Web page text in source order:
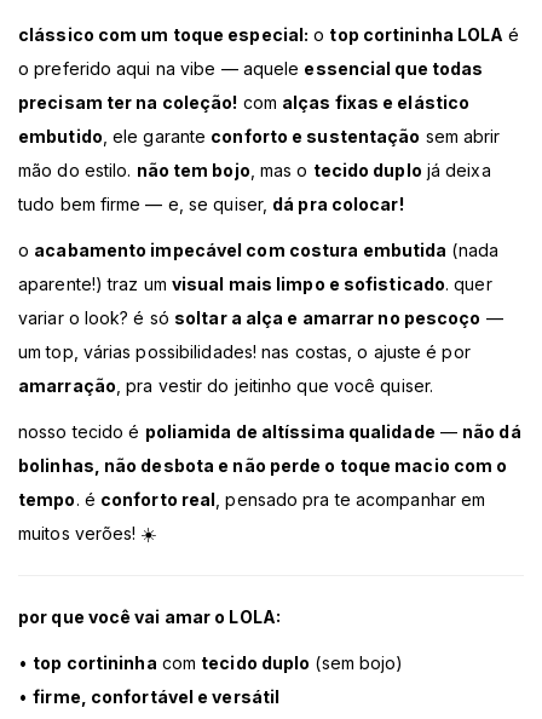
clássico com um toque especial: o top cortininha LOLA é
o preferido aqui na vibe — aquele essencial que todas
precisam ter na coleção! com alças fixas e elástico
embutido , ele garante conforto e sustentação sem abrir
mão do estilo. não tem bojo , mas o tecido duplo já deixa
tudo bem firme — e, se quiser, dá pra colocar!
o acabamento impecável com costura embutida (nada
aparente!) traz um visual mais limpo e sofisticado. quer
variar o look? é só soltar a alça e amarrar no pescoço —
um top, várias possibilidades! nas costas, o ajuste é por
amarração , pra vestir do jeitinho que você quiser.
nosso tecido é poliamida de altíssima qualidade — não dá
bolinhas, não desbota e não perde o toque macio com o
tempo. é conforto real , pensado pra te acompanhar em
muitos verões! ☀️
por que você vai amar o LOLA:
• top cortininha com tecido duplo (sem bojo)
•firme, confortável e versátil